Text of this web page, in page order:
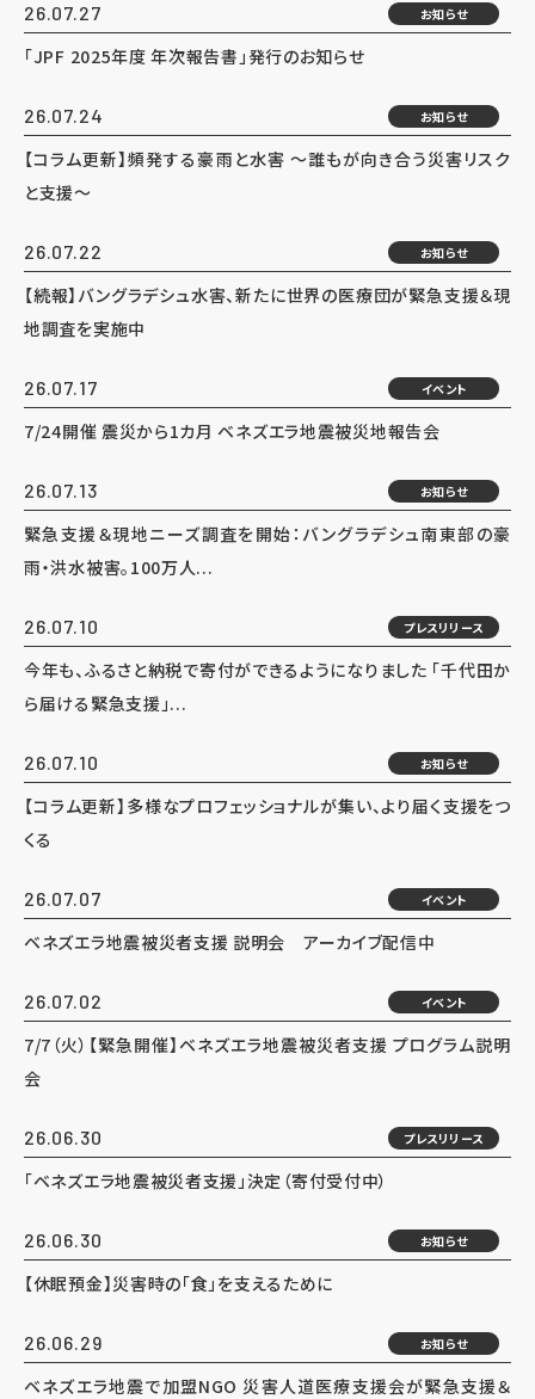
26.07.27 お知らせ
「JPF 2025年度 年次報告書」発行のお知らせ
26.07.24 お知らせ
【コラム更新】頻発する豪雨と水害 ～誰もが向き合う災害リスク
と支援～
26.07.22 お知らせ
【続報】バングラデシュ水害、新たに世界の医療団が緊急支援＆現
地調査を実施中
26.07.17 イベント
7/24開催 震災から1カ月 ベネズエラ地震被災地報告会
26.07.13 お知らせ
緊急支援＆現地ニーズ調査を開始：バングラデシュ南東部の豪
雨・洪水被害。100万人...
26.07.10 プレスリリース
今年も、ふるさと納税で寄付ができるようになりました 「千代田か
ら届ける緊急支援」...
26.07.10 お知らせ
【コラム更新】多様なプロフェッショナルが集い、より届く支援をつ
くる
26.07.07 イベント
ベネズエラ地震被災者支援 説明会 アーカイブ配信中
26.07.02 イベント
7/7（火）【緊急開催】ベネズエラ地震被災者支援 プログラム説明
会
26.06.30 プレスリリース
「ベネズエラ地震被災者支援」決定（寄付受付中）
26.06.30 お知らせ
【休眠預金】災害時の「食」を支えるために
26.06.29 お知らせ
ベネズエラ地震で加盟NGO 災害人道医療支援会が緊急支援＆